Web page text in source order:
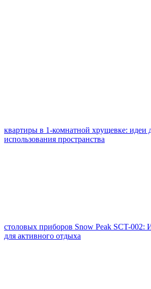
квартиры в 1-комнатной хрущевке: идеи
использования пространства
столовых приборов Snow Peak SCT-002:
для активного отдыха